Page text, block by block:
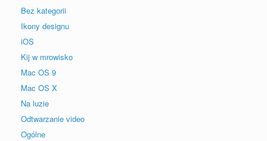
Bez kategorii
Ikony designu
iOS
Kij w mrowisko
Mac OS 9
Mac OS X
Na luzie
Odtwarzanie video
Ogólne